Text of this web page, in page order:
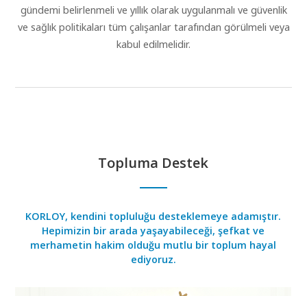
gündemi belirlenmeli ve yıllık olarak uygulanmalı ve güvenlik
ve sağlık politikaları tüm çalışanlar tarafından görülmeli veya
kabul edilmelidir.
Topluma Destek
KORLOY, kendini topluluğu desteklemeye adamıştır.
Hepimizin bir arada yaşayabileceği, şefkat ve
merhametin hakim olduğu mutlu bir toplum hayal
ediyoruz.